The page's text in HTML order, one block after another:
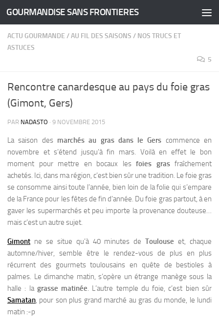
Skip to content
GOURMANDISE SANS FRONTIERES
ACTU GOURMANDE /AU FIL DES SAISONS / NOS TRUCS ET
ASTUCES
5
Rencontre canardesque au pays du foie gras
(Gimont, Gers)
PAR NADASTO · 9 NOVEMBRE 2015
La saison des marchés au gras dans le Gers commence en
novembre et s’étend jusqu’à fin mars. Voilà en effet le bon
moment pour mettre en bocaux les foies grasfraîchement
achetés. Ici, dans ma région, c’est bien sûr une tradition. Le foie gras
se consomme ainsi toute l’année, bien loin de la folie qui s’empare
de la France pour les fêtes de fin d’année. Du foie gras partout, à en
gaver les supermarchés et peu importe la provenance douteuse…
mais c’est un autre sujet.
Gimont ne se situe qu’à 40 minutes deToulouse et, chaque
automne/hiver, semble être le rendez-vous de plus en plus
récurrent des gourmets toulousains en quête de bestioles à
palmes. Le dimanche matin, s’opère un étrange manège sous la
halle : la grasse matinée. L’autre temple du foie, c’est bien sûr
Samatan, pour son plus grand marché au gras du monde, le lundi
matin :-p